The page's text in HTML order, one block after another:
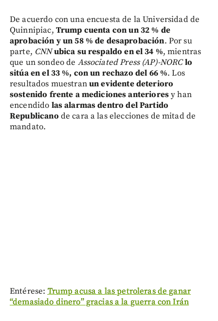
De acuerdo con una encuesta de la Universidad de
Quinnipiac, Trump cuenta con un 32 % de
aprobación y un 58 % de desaprobación. Por su
parte, CNNubica su respaldo en el 34 %, mientras
que un sondeo de Associated Press (AP)-NORClo
sitúa en el 33 %, con un rechazo del 66 %. Los
resultados muestranun evidente deterioro
sostenido frente a mediciones anterioresy han
encendido las alarmas dentro del Partido
Republicano de cara a las elecciones de mitad de
mandato.
Entérese: Trump acusa a las petroleras de ganar
“demasiado dinero” gracias a la guerra con Irán